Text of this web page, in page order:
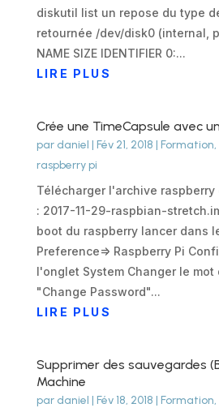
diskutil list un repose du type
retournée /dev/disk0 (internal,
NAME SIZE IDENTIFIER 0:...
LIRE PLUS
Crée une TimeCapsule avec
par daniel | Fév 21, 2018 | Formation,
raspberry pi
Télécharger l'archive
: 2017-11-29-raspbian-
boot du raspberry lancer dans
Preference=> Raspberry Pi
l'onglet System Changer le mot
"Change Password"...
LIRE PLUS
Supprimer des sauvegardes
Machine
par daniel | Fév 18, 2018 | Formation,